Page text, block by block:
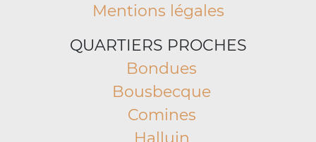
Mentions légales
QUARTIERS PROCHES
Bondues
Bousbecque
Comines
Halluin